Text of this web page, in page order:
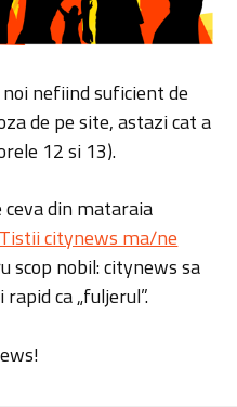
noi nefiind suficient de
de pe site, astazi cat a
12 si 13).
din mataraia
citynews ma/ne
scop nobil: citynews sa
ca „fuljerul”.